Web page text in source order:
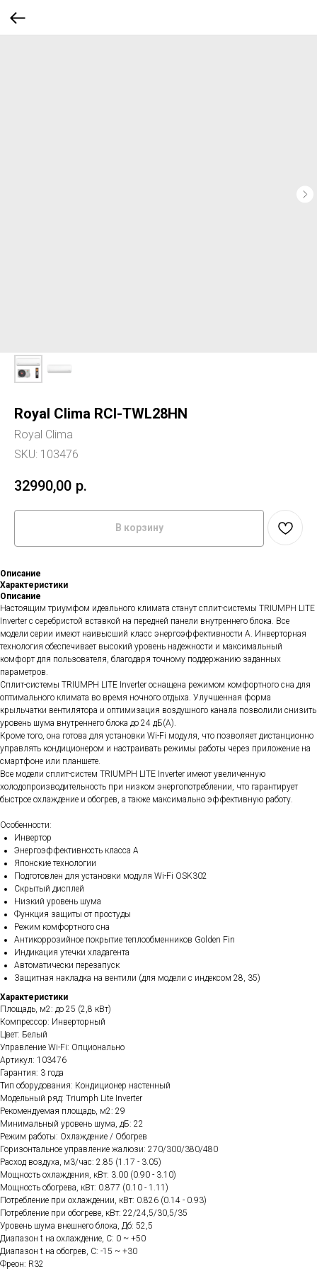
Royal Clima RCI-TWL28HN
Royal Clima
SKU: 103476
32990,00 р.
В корзину
Описание
Характеристики
Описание
Настоящим триумфом идеального климата станут сплит-системы TRIUMPH LITE
Inverter с серебристой вставкой на передней панели внутреннего блока. Все
модели серии имеют наивысший класс энергоэффективности А. Инверторная
технология обеспечивает высокий уровень надежности и максимальный
комфорт для пользователя, благодаря точному поддержанию заданных
параметров.
Сплит-системы TRIUMPH LITE Inverter оснащена режимом комфортного сна для
оптимального климата во время ночного отдыха. Улучшенная форма
крыльчатки вентилятора и оптимизация воздушного канала позволили снизить
уровень шума внутреннего блока до 24 дБ(А).
Кроме того, она готова для установки Wi-Fi модуля, что позволяет дистанционно
управлять кондиционером и настраивать режимы работы через приложение на
смартфоне или планшете.
Все модели сплит-систем TRIUMPH LITE Inverter имеют увеличенную
холодопроизводительность при низком энергопотреблении, что гарантирует
быстрое охлаждение и обогрев, а также максимально эффективную работу.
Особенности:
Инвертор
Энергоэффективность класса А
Японские технологии
Подготовлен для установки модуля Wi-Fi OSK302
Скрытый дисплей
Низкий уровень шума
Функция защиты от простуды
Режим комфортного сна
Антикоррозийное покрытие теплообменников Golden Fin
Индикация утечки хладагента
Автоматически перезапуск
Защитная накладка на вентили (для модели с индексом 28, 35)
Характеристики
Площадь, м2: до 25 (2,8 кВт)
Компрессор: Инверторный
Цвет: Белый
Управление Wi-Fi: Опционально
Артикул: 103476
Гарантия: 3 года
Тип оборудования: Кондиционер настенный
Модельный ряд: Triumph Lite Inverter
Рекомендуемая площадь, м2: 29
Минимальный уровень шума, дБ: 22
Режим работы: Охлаждение / Обогрев
Горизонтальное управление жалюзи: 270/300/380/480
Расход воздуха, м3/час: 2.85 (1.17 - 3.05)
Мощность охлаждения, кВт: 3.00 (0.90 - 3.10)
Мощность обогрева, кВт: 0.877 (0.10 - 1.11)
Потребление при охлаждении, кВт: 0.826 (0.14 - 0.93)
Потребление при обогреве, кВт: 22/24,5/30,5/35
Уровень шума внешнего блока, Дб: 52,5
Диапазон t на охлаждение, C: 0 ~ +50
Диапазон t на обогрев, C: -15 ~ +30
Фреон: R32